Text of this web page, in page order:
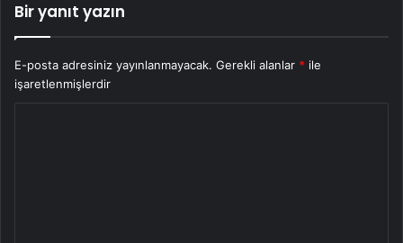
Bir yanıt yazın
E-posta adresiniz yayınlanmayacak. Gerekli alanlar * ile
işaretlenmişlerdir